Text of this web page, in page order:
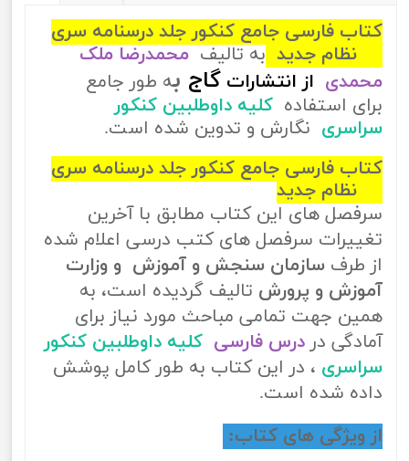
کتاب فارسی جامع کنکور جلد درسنامه سری
به تالیف محمدرضا ملک
محمدی از انتشارات گاج به طور جامع
برای استفاده کلیه داوطلبین کنکور
سراسری نگارش و تدوین شده است.
کتاب فارسی جامع کنکور جلد درسنامه سری
سرفصل های این کتاب مطابق با آخرین
تغییرات سرفصل های کتب درسی اعلام شده
از طرف سازمان سنجش و آموزش و وزارت
آموزش و پرورش تالیف گردیده است، به
همین جهت تمامی مباحث مورد نیاز برای
آمادگی در درس فارسی کلیه داوطلبین کنکور
سراسری ، در این کتاب به طور کامل پوشش
داده شده است.
از ویژگی های کتاب: